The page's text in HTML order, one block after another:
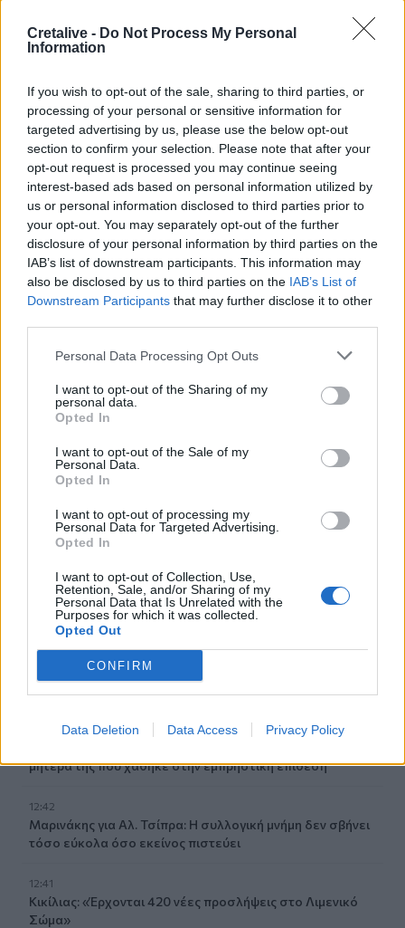
Cretalive - Do Not Process My Personal
Information
If you wish to opt-out of the sale, sharing to third parties, or
processing of your personal or sensitive information for
targeted advertising by us, please use the below opt-out
section to confirm your selection. Please note that after your
opt-out request is processed you may continue seeing
interest-based ads based on personal information utilized by
us or personal information disclosed to third parties prior to
your opt-out. You may separately opt-out of the further
disclosure of your personal information by third parties on the
IAB’s list of downstream participants. This information may
also be disclosed by us to third parties on the IAB’s List of
Downstream Participants that may further disclose it to other
Personal Data Processing Opt Outs
I want to opt-out of the Sharing of my
personal data.
Opted In
I want to opt-out of the Sale of my
Personal Data.
Opted In
I want to opt-out of processing my
Personal Data for Targeted Advertising.
Opted In
I want to opt-out of Collection, Use,
Retention, Sale, and/or Sharing of my
Personal Data that Is Unrelated with the
Purposes for which it was collected.
Opted Out
CONFIRM
Data Deletion Data Access Privacy Policy
ΣΧΕΤΙΚΆ TAGS
Συμβούλιο Ασφαλείας Ισραήλ Χαμάς
Δήμος Φαιστού: Εκδήλωση Μνήμης Πεσόντων
Σκουρβούλων
Περιφέρεια Κρήτης: Μισό εκατομ. ευρώ για έργα οδικής
ασφάλειας
12:56
Έρχονται νέες προσλήψεις στο Λιμενικό - "Ενισχύσαμε
μητέρα της που χάθηκε στην εμπρηστική επίθεση
12:42
Μαρινάκης για Αλ. Τσίπρα: Η συλλογική μνήμη δεν σβήνει
τόσο εύκολα όσο εκείνος πιστεύει
12:41
Κικίλιας: «Έρχονται 420 νέες προσλήψεις στο Λιμενικό
Σώμα»